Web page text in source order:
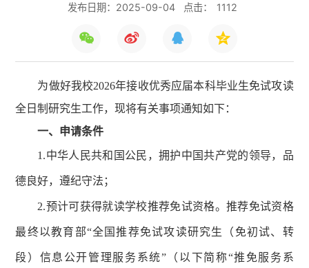
发布日期：2025-09-04 点击： 1112
为做好我校2026年接收优秀应届本科毕业生免试攻读
全日制研究生工作，现将有关事项通知如下：
一、 申请条件
1.中华人民共和国公民，拥护中国共产党的领导，品
德良好，遵纪守法；
2.预计可获得就读学校推荐免试资格。推荐免试资格
最终以教育部“全国推荐免试攻读研究生（免初试、转
段）信息公开管理服务系统”（以下简称“推免服务系